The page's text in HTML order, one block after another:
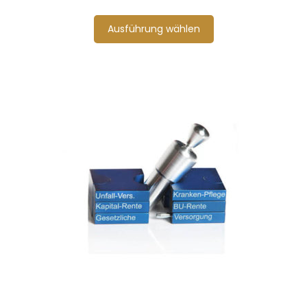
Ausführung wählen